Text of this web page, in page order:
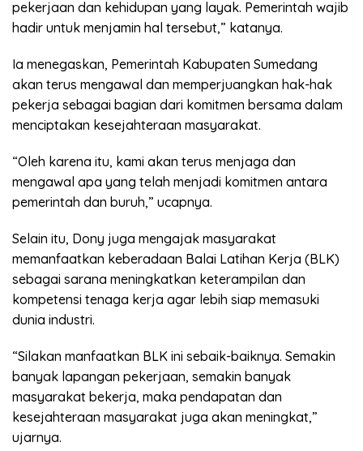
pekerjaan dan kehidupan yang layak. Pemerintah wajib
hadir untuk menjamin hal tersebut,” katanya.
Ia menegaskan, Pemerintah Kabupaten Sumedang
akan terus mengawal dan memperjuangkan hak-hak
pekerja sebagai bagian dari komitmen bersama dalam
menciptakan kesejahteraan masyarakat.
“Oleh karena itu, kami akan terus menjaga dan
mengawal apa yang telah menjadi komitmen antara
pemerintah dan buruh,” ucapnya.
Selain itu, Dony juga mengajak masyarakat
memanfaatkan keberadaan Balai Latihan Kerja (BLK)
sebagai sarana meningkatkan keterampilan dan
kompetensi tenaga kerja agar lebih siap memasuki
dunia industri.
“Silakan manfaatkan BLK ini sebaik-baiknya. Semakin
banyak lapangan pekerjaan, semakin banyak
masyarakat bekerja, maka pendapatan dan
kesejahteraan masyarakat juga akan meningkat,”
ujarnya.